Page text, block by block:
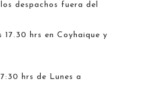
despachos fuera del
hrs en Coyhaique y
hrs de Lunes a